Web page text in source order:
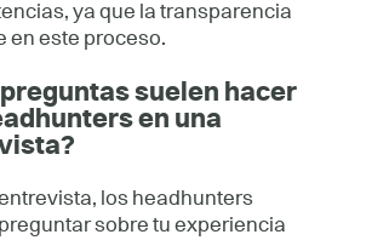
ya que la transparencia
en este proceso.
preguntas suelen hacer
en una
los headhunters
sobre tu experiencia